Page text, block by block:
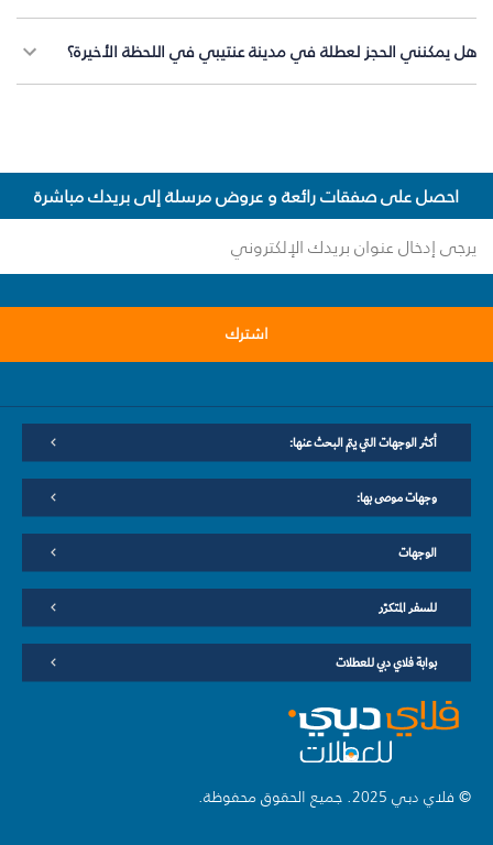
هل يمكنني الحجز لعطلة في مدينة عنتيبي في اللحظة الأخيرة؟
احصل على صفقات رائعة و عروض مرسلة إلى بريدك مباشرة
اشترك
أكثر الوجهات التي يتم البحث عنها:
وجهات موصى بها:
الوجهات
للسفر المتكرّر
بوابة فلاي دبي للعطلات
© فلاي دبي 2025. جميع الحقوق محفوظة.